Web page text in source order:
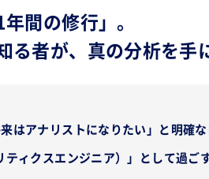
間の修行」。
る者が、真の分析を手
アナリストになりたい」と明確な
ィクスエンジニア）」として過ご